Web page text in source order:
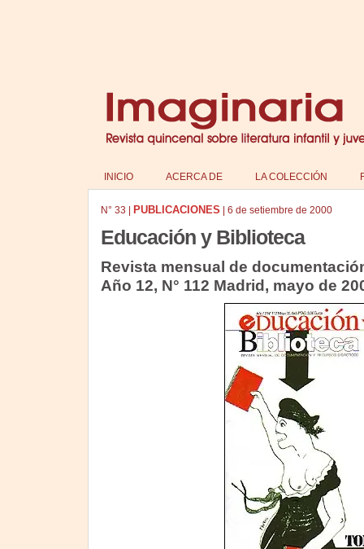
INICIO ACERCA DE LA COLECCIÓN
N° 33 PUBLICACIONES 6 de setiembre de 2000
Educación y Biblioteca
Revista mensual de
Año 12, N° 112 Madrid, mayo de